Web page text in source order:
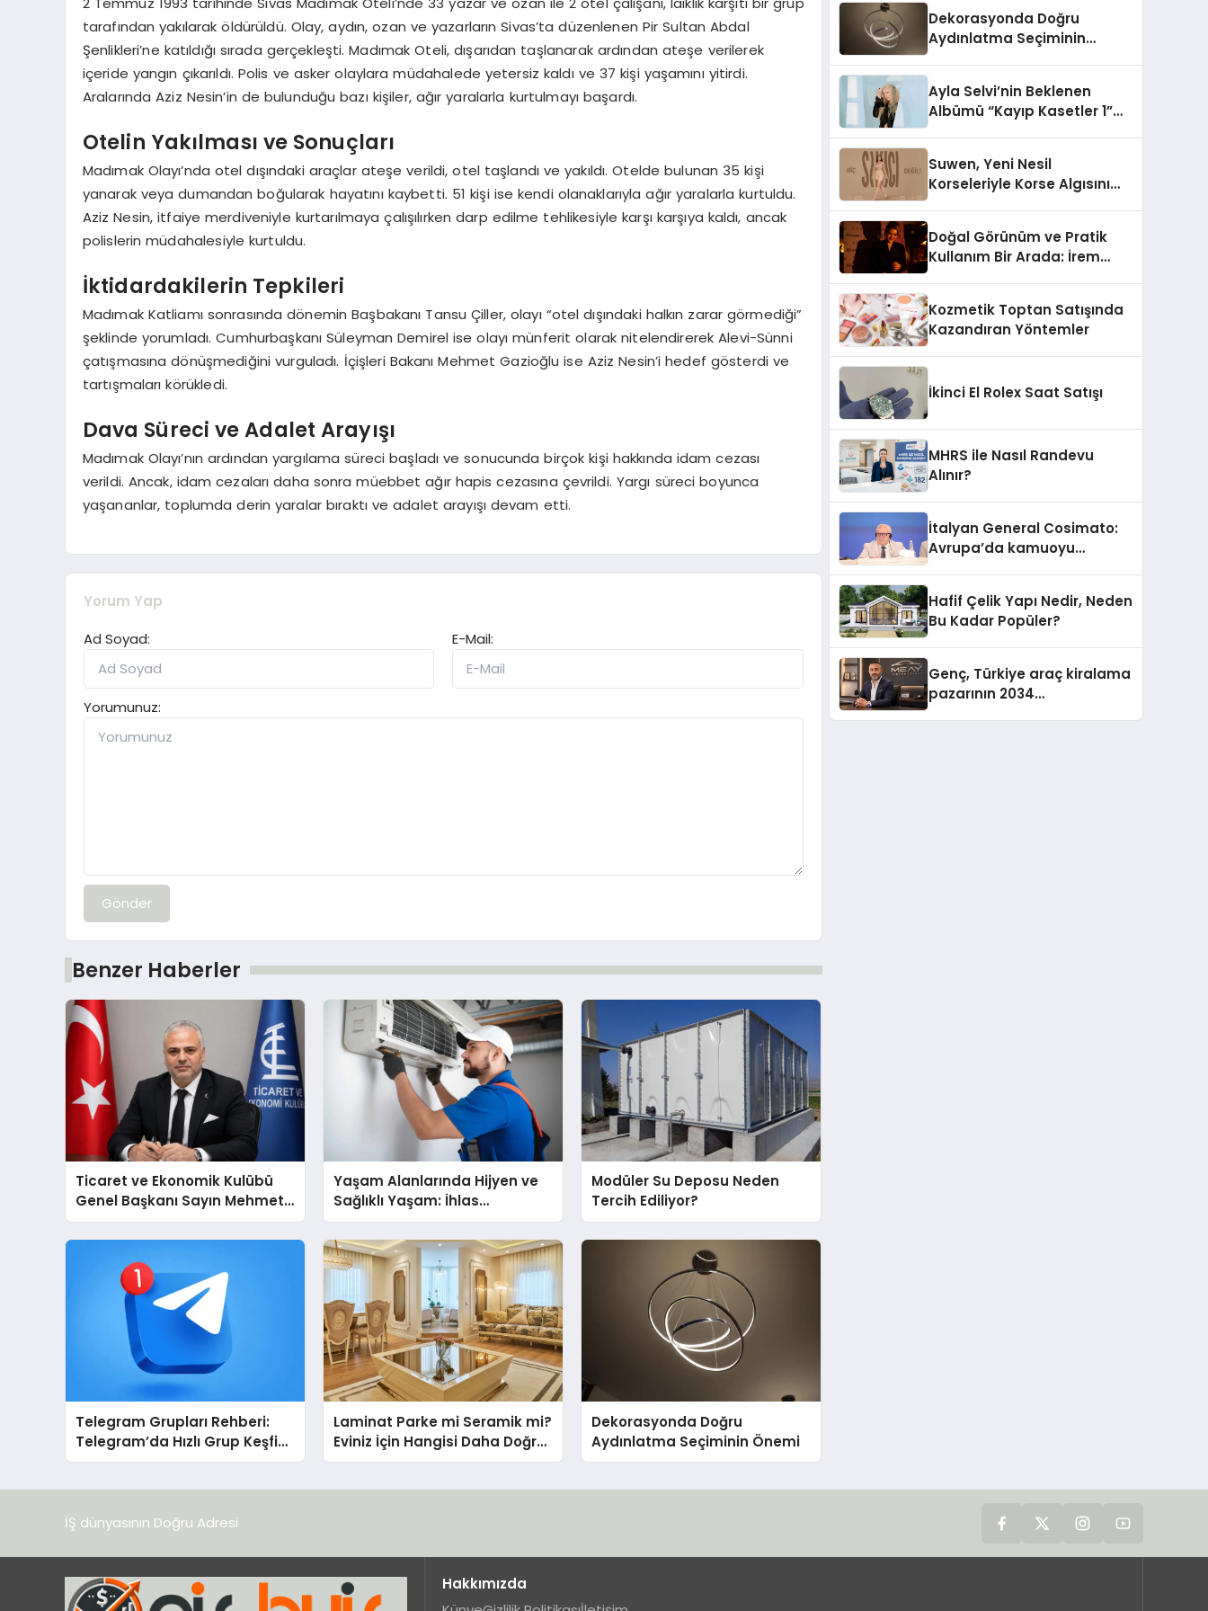
tarafından yakılarak öldürüldü. Olay, aydın, ozan ve yazarların Sivas’ta düzenlenen Pir Sultan Abdal
Şenlikleri’ne katıldığı sırada gerçekleşti. Madımak Oteli, dışarıdan taşlanarak ardından ateşe verilerek
içeride yangın çıkarıldı. Polis ve asker olaylara müdahalede yetersiz kaldı ve 37 kişi yaşamını yitirdi.
Aralarında Aziz Nesin’in de bulunduğu bazı kişiler, ağır yaralarla kurtulmayı başardı.
Otelin Yakılması ve Sonuçları
Madımak Olayı’nda otel dışındaki araçlar ateşe verildi, otel taşlandı ve yakıldı. Otelde bulunan 35 kişi
yanarak veya dumandan boğularak hayatını kaybetti. 51 kişi ise kendi olanaklarıyla ağır yaralarla kurtuldu.
Aziz Nesin, itfaiye merdiveniyle kurtarılmaya çalışılırken darp edilme tehlikesiyle karşı karşıya kaldı, ancak
polislerin müdahalesiyle kurtuldu.
İktidardakilerin Tepkileri
Madımak Katliamı sonrasında dönemin Başbakanı Tansu Çiller, olayı “otel dışındaki halkın zarar görmediği”
şeklinde yorumladı. Cumhurbaşkanı Süleyman Demirel ise olayı münferit olarak nitelendirerek Alevi-Sünni
çatışmasına dönüşmediğini vurguladı. İçişleri Bakanı Mehmet Gazioğlu ise Aziz Nesin’i hedef gösterdi ve
tartışmaları körükledi.
Dava Süreci ve Adalet Arayışı
Madımak Olayı’nın ardından yargılama süreci başladı ve sonucunda birçok kişi hakkında idam cezası
verildi. Ancak, idam cezaları daha sonra müebbet ağır hapis cezasına çevrildi. Yargı süreci boyunca
yaşananlar, toplumda derin yaralar bıraktı ve adalet arayışı devam etti.
Yorum Yap
Ad Soyad:
E-Mail:
Yorumunuz:
Gönder
Benzer Haberler
Ticaret ve Ekonomik Kulübü
Genel Başkanı Sayın Mehmet
Ulutaş, ekonomiye dair yaptığı
açıklamada şunları kaydetti:
Yaşam Alanlarında Hijyen ve
Sağlıklı Yaşam: İhlas
Cihazlarında Dürüst Teknik
Destek Deneyimi
Modüler Su Deposu Neden
Tercih Ediliyor?
Telegram Grupları Rehberi:
Telegram’da Hızlı Grup Keşfi
İçin Grupbul.com
Laminat Parke mi Seramik mi?
Eviniz İçin Hangisi Daha Doğru
Seçim?
Dekorasyonda Doğru
Aydınlatma Seçiminin Önemi
Dekorasyonda Doğru
Aydınlatma Seçiminin
Ayla Selvi’nin Beklenen
Albümü “Kayıp Kasetler 1”
Suwen, Yeni Nesil
Korseleriyle Korse Algısını
Doğal Görünüm ve Pratik
Kullanım Bir Arada: İrem
Kozmetik Toptan Satışında
Kazandıran Yöntemler
İkinci El Rolex Saat Satışı
MHRS ile Nasıl Randevu
Alınır?
İtalyan General Cosimato:
Avrupa’da kamuoyu
Hafif Çelik Yapı Nedir, Neden
Bu Kadar Popüler?
Genç, Türkiye araç kiralama
pazarının 2034
İŞ dünyasının Doğru Adresi
Hakkımızda